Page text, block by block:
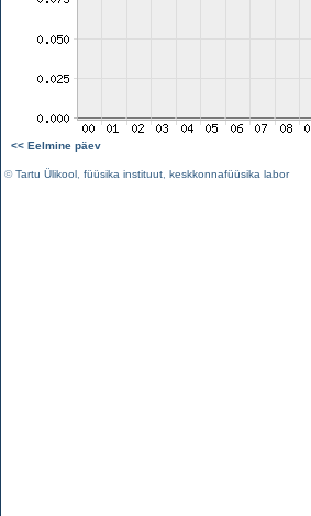
<< Eelmine päev
©Tartu Ülikool füüsika instituut keskkonnafüüsika labor